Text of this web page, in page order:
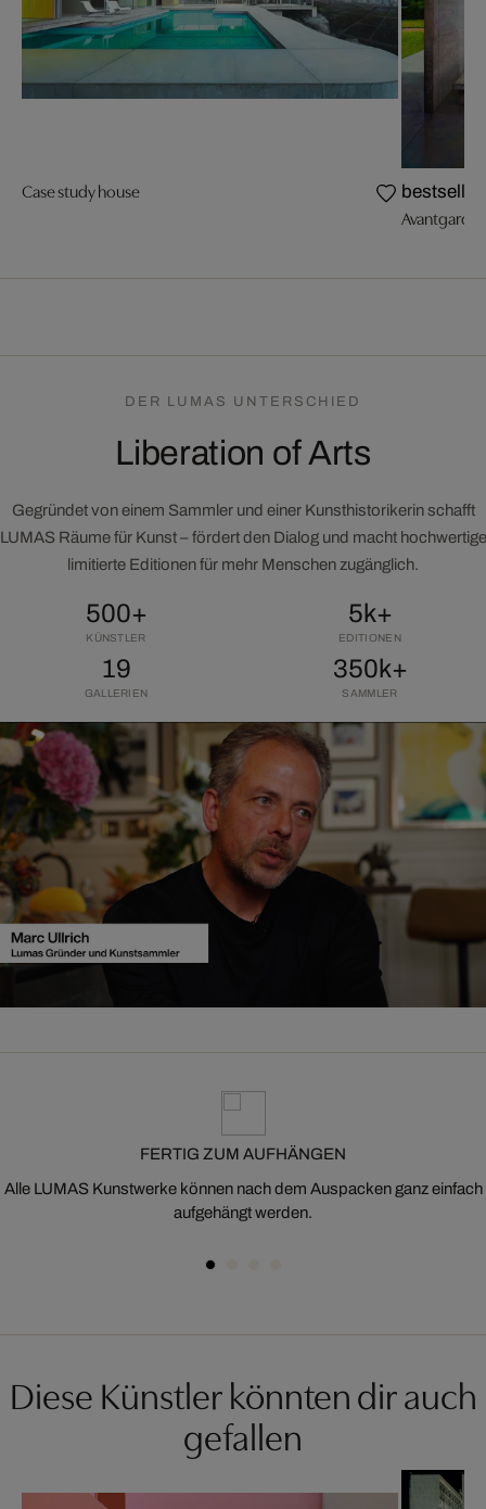
Case study house bestseller
Avantgarde
DER LUMAS UNTERSCHIED
Liberation of Arts
Gegründet von einem Sammler und einer Kunsthistorikerin schafft
LUMAS Räume für Kunst – fördert den Dialog und macht hochwertige
limitierte Editionen für mehr Menschen zugänglich.
500+
KÜNSTLER
5k+
EDITIONEN
19
GALLERIEN
350k+
SAMMLER
FERTIG ZUM AUFHÄNGEN
Alle LUMAS Kunstwerke können nach dem Auspacken ganz einfach
aufgehängt werden.
Diese Künstler könnten dir auch
gefallen